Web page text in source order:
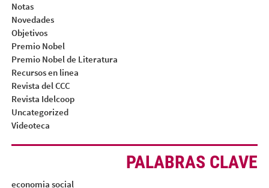
Notas
Novedades
Objetivos
Premio Nobel
Premio Nobel de Literatura
Recursos en linea
Revista del CCC
Revista Idelcoop
Uncategorized
Videoteca
PALABRAS CLAVE
economia social